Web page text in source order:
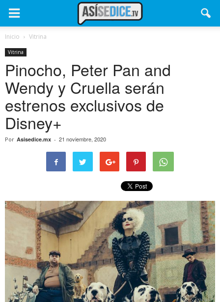
Inicio Vitrina
Vitrina
Pinocho, Peter Pan and
Wendy y Cruella serán
estrenos exclusivos de
Disney+
Por Asisedice.mx - 21 noviembre, 2020